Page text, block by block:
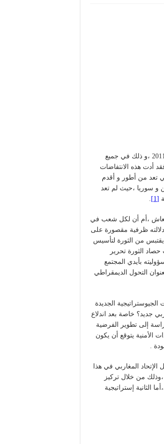
شهد العالم العربي احتجاجات غير مسبوقة و تعبئة شعبية منذ دجنبر 2010 إلى يناير 2011 ،و ذلك في جميع
أدت هذه الانتفاضات
تعد من أطور و أقدم
و سوريا ،حيث لم تعد
[1]
،أم أن لكل شعب في
ظرفية مقصورة على
من الثورة لتأسيس
الثورة تحرير
بأيدي المجتمع
التحول الديمقراطي
الجديدة
جديد؟ خاصة بعد اندلاع
هذه الدراسة إلى تطوير الفرضية
الأمنية يتوقع أن يكون
.
المغاربي في هذا
من خلال تركيز
الثانية إستراتيجية